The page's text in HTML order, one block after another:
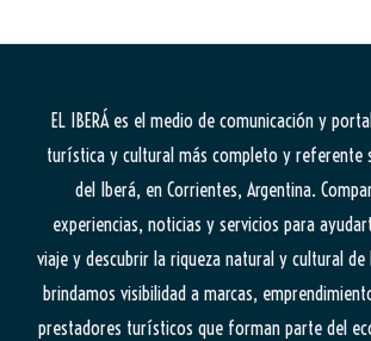
EL IBERÁes el medio de comunicación y
turística y cultural más completo y referente
del Iberá, en Corrientes, Argentina.
experiencias, noticias y servicios para
viaje y descubrir la riqueza natural y cultural de
brindamos visibilidad a marcas,
prestadores turísticos que forman parte del